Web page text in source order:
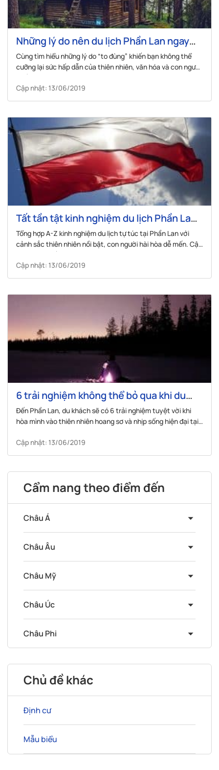
Những lý do nên du lịch Phần Lan ngay
lập tức!
Cùng tìm hiểu những lý do “to đùng” khiến bạn không thể
cưỡng lại sức hấp dẫn của thiên nhiên, văn hóa và con người
Phần Lan.
Cập nhật: 13/06/2019
Tất tần tật kinh nghiệm du lịch Phần Lan
không thể bỏ qua
Tổng hợp A-Z kinh nghiệm du lịch tự túc tại Phần Lan với
cảnh sắc thiên nhiên nồi bật, con người hài hòa dễ mến. Cập
nhật - Chi tiết.
Cập nhật: 13/06/2019
6 trải nghiệm không thể bỏ qua khi du
lịch Phần Lan
Đến Phần Lan, du khách sẽ có 6 trải nghiệm tuyệt vời khi
hòa mình vào thiên nhiên hoang sơ và nhịp sống hiện đại tại
Cập nhật: 13/06/2019
Cẩm nang theo điểm đến
Châu Á
Châu Âu
Châu Mỹ
Châu Úc
Châu Phi
Chủ đề khác
Định cư
Mẫu biểu